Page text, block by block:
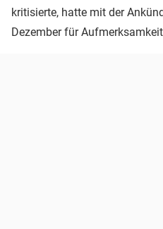
kritisierte, hatte mit der
Dezember für